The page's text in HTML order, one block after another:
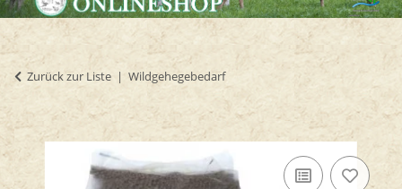
Zurück zur Liste Wildgehegebedarf